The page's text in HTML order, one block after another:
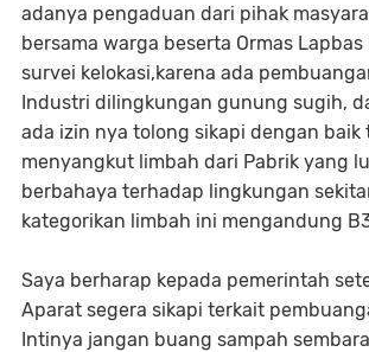
adanya pengaduan dari pihak
bersama warga beserta Ormas
survei kelokasi,karena ada
Industri dilingkungan gunung sugih,
ada izin nya tolong sikapi dengan baik
menyangkut limbah dari Pabrik yang
berbahaya terhadap lingkungan
kategorikan limbah ini mengandung
Saya berharap kepada pemerintah
Aparat segera sikapi terkait
Intinya jangan buang sampah